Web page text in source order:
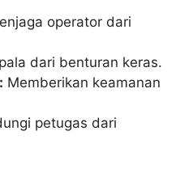
operator dari
dari benturan keras.
Memberikan keamanan
petugas dari